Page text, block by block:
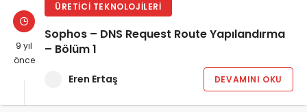
9 yıl
önce
ÜRETICI TEKNOLOJILERI
Sophos – DNS Request Route Yapılandırma
– Bölüm 1
Eren Ertaş DEVAMINI OKU